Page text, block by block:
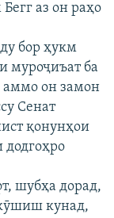
аз он раҳо
бор ҳукм
муроҷиъат ба
аммо он замон
Сенат
қонунҳои
додгоҳро
шубҳа дорад,
кунад,